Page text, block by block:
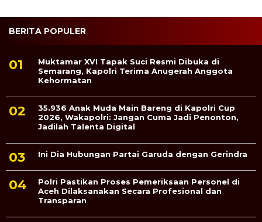
BERITA POPULER
Muktamar XVI Tapak Suci Resmi Dibuka di
Semarang, Kapolri Terima Anugerah Anggota
Kehormatan
35.936 Anak Muda Main Bareng di Kapolri Cup
2026, Wakapolri: Jangan Cuma Jadi Penonton,
Jadilah Talenta Digital
Ini Dia Hubungan Partai Garuda dengan Gerindra
Polri Pastikan Proses Pemeriksaan Personel di
Aceh Dilaksanakan Secara Profesional dan
Transparan